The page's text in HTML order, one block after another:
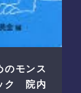
のモンス
ク 院内